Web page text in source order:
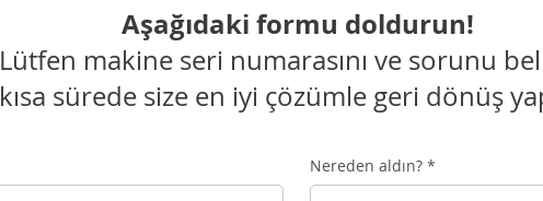
Aşağıdaki formu doldurun!
Lütfen makine seri numarasını ve sorunu
sürede size en iyi çözümle geri dönüş
Nereden aldın? *